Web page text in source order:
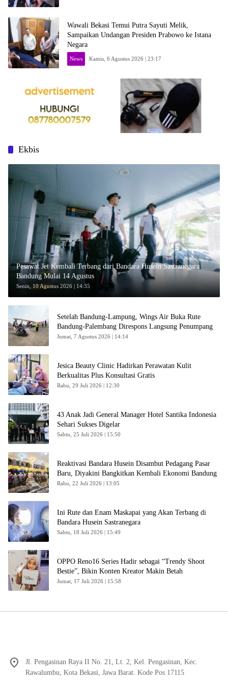
Wawali Bekasi Temui Putra Sayuti Melik,
Sampaikan Undangan Presiden Prabowo ke Istana
Negara
News Kamis, 6 Agustus 2026 | 23:17
Ekbis
Pesawat Jet Kembali Terbang dari Bandara Husein Sastranegara
Bandung Mulai 14 Agustus
Senin, 10 Agustus 2026 | 14:35
Setelah Bandung-Lampung, Wings Air Buka Rute
Bandung-Palembang Direspons Langsung Penumpang
Jumat, 7 Agustus 2026 | 14:14
Jesica Beauty Clinic Hadirkan Perawatan Kulit
Berkualitas Plus Konsultasi Gratis
Rabu, 29 Juli 2026 | 12:30
43 Anak Jadi General Manager Hotel Santika Indonesia
Sehari Sukses Digelar
Sabtu, 25 Juli 2026 | 15:50
Reaktivasi Bandara Husein Disambut Pedagang Pasar
Baru, Diyakini Bangkitkan Kembali Ekonomi Bandung
Rabu, 22 Juli 2026 | 13:05
Ini Rute dan Enam Maskapai yang Akan Terbang di
Bandara Husein Sastranegara
Sabtu, 18 Juli 2026 | 15:49
OPPO Reno16 Series Hadir sebagai “Trendy Shoot
Bestie”, Bikin Konten Kreator Makin Betah
Jumat, 17 Juli 2026 | 15:58
Jl. Pengasinan Raya II No. 21, Lt. 2, Kel. Pengasinan, Kec.
Rawalumbu, Kota Bekasi, Jawa Barat. Kode Pos 17115